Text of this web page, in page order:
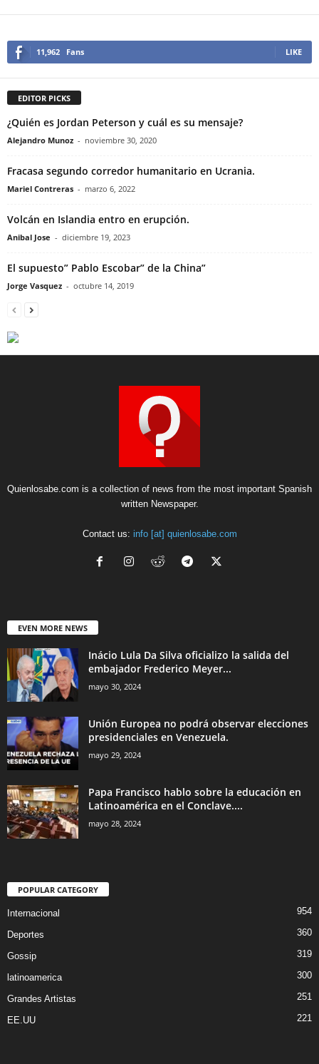
11,962 Fans LIKE
EDITOR PICKS
¿Quién es Jordan Peterson y cuál es su mensaje?
Alejandro Munoz - noviembre 30, 2020
Fracasa segundo corredor humanitario en Ucrania.
Mariel Contreras - marzo 6, 2022
Volcán en Islandia entro en erupción.
Anibal Jose - diciembre 19, 2023
El supuesto” Pablo Escobar” de la China”
Jorge Vasquez - octubre 14, 2019
Quienlosabe.com is a collection of news from the most important Spanish
written Newspaper.
Contact us: info [at] quienlosabe.com
EVEN MORE NEWS
Inácio Lula Da Silva oficializo la salida del
embajador Frederico Meyer...
mayo 30, 2024
Unión Europea no podrá observar elecciones
presidenciales en Venezuela.
mayo 29, 2024
Papa Francisco hablo sobre la educación en
Latinoamérica en el Conclave....
mayo 28, 2024
POPULAR CATEGORY
Internacional 954
Deportes 360
Gossip 319
latinoamerica 300
Grandes Artistas 251
EE.UU 221